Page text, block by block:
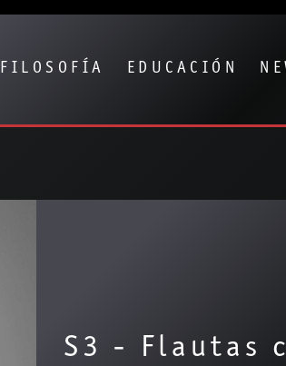
FILOSOFÍA EDUCACIÓN
S3 - Flautas